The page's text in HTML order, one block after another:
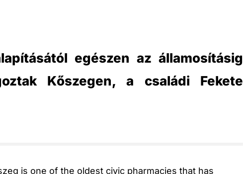
egészen az államosításig
Kőszegen, a családi Fekete
is one of the oldest civic pharmacies that has